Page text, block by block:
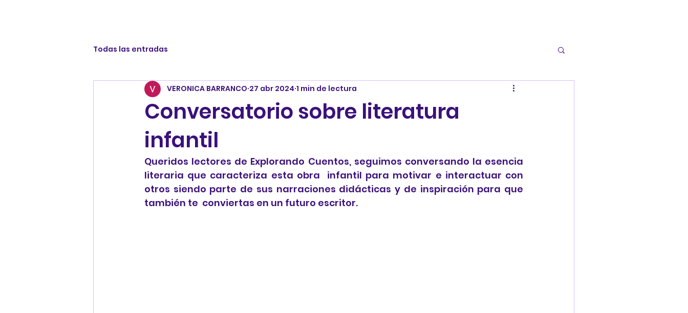
Todas las entradas
Conversatorio sobre literatura
infantil
VERONICA BARRANCO 27 abr 2024 1 min de lectura
Queridos lectores de Explorando Cuentos, seguimos conversando la esencia
literaria que caracteriza esta obra  infantil para motivar e interactuar con
otros siendo parte de sus narraciones didácticas y de inspiración para que
también te  conviertas en un futuro escritor.